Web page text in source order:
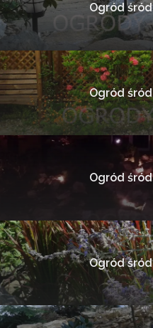
Ogród
Ogród
Ogród
Ogród